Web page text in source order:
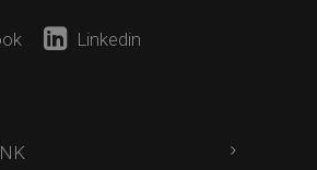
Linkedin